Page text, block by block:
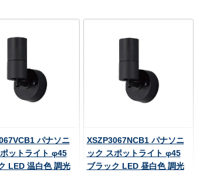
パナソニ
ットライト φ45
LED 温白色 調光
XSZP3067NCB1 パナソニ
ック スポットライト φ45
ブラック LED 昼白色 調光